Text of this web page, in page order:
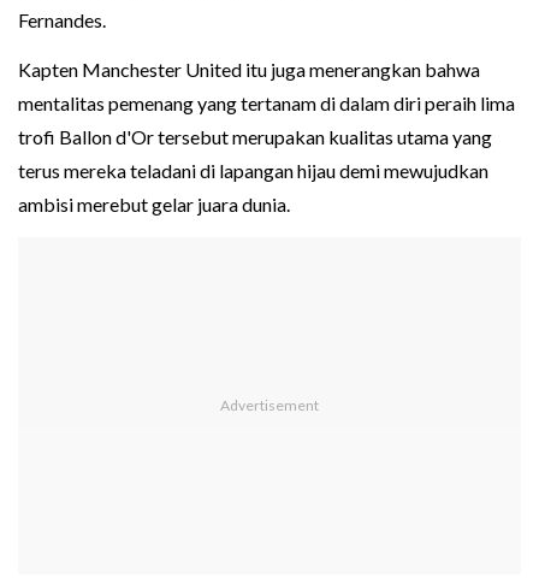
Fernandes.
Kapten Manchester United itu juga menerangkan bahwa
mentalitas pemenang yang tertanam di dalam diri peraih lima
trofi Ballon d'Or tersebut merupakan kualitas utama yang
terus mereka teladani di lapangan hijau demi mewujudkan
ambisi merebut gelar juara dunia.